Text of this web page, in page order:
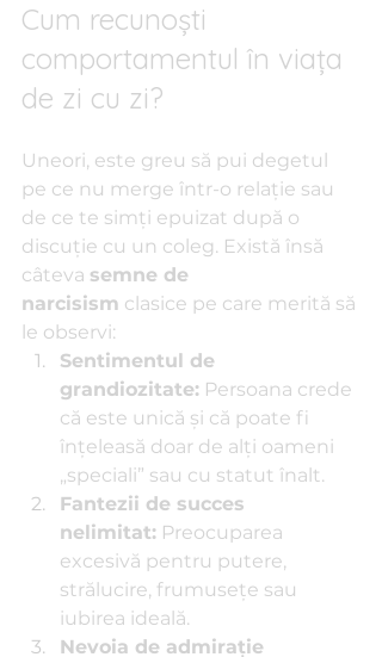
Cum recunoști
comportamentul în viața
de zi cu zi?
Uneori, este greu să pui degetul
pe ce nu merge într-o relație sau
de ce te simți epuizat după o
discuție cu un coleg. Există însă
câteva semne de
narcisism clasice pe care merită să
le observi:
Sentimentul de
grandiozitate: Persoana crede
că este unică și că poate fi
înțeleasă doar de alți oameni
„speciali” sau cu statut înalt.
Fantezii de succes
nelimitat: Preocuparea
excesivă pentru putere,
strălucire, frumusețe sau
iubirea ideală.
Nevoia de admirație